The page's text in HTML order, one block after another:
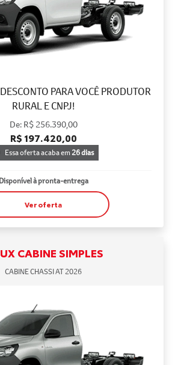
PARA VOCÊ PRODUTOR
RURAL E CNPJ!
De: R$ 256.390,00
R$ 197.420,00
Essa oferta acaba em26 dias
Disponível à pronta-entrega
Ver oferta
CABINE SIMPLES
CABINE CHASSI AT 2026